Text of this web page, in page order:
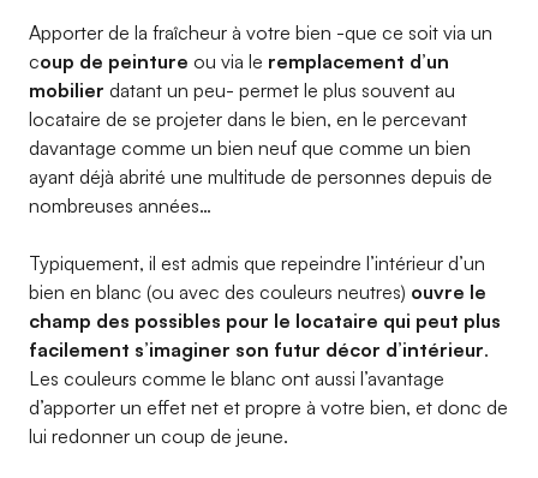
Apporter de la fraîcheur à votre bien -que ce soit via un
coup de peinture ou via le remplacement d’un
mobilier datant un peu- permet le plus souvent au
locataire de se projeter dans le bien, en le percevant
davantage comme un bien neuf que comme un bien
ayant déjà abrité une multitude de personnes depuis de
nombreuses années…
Typiquement, il est admis que repeindre l’intérieur d’un
bien en blanc (ou avec des couleurs neutres) ouvre le
champ des possibles pour le locataire qui peut plus
facilement s’imaginer son futur décor d’intérieur.
Les couleurs comme le blanc ont aussi l’avantage
d’apporter un effet net et propre à votre bien, et donc de
lui redonner un coup de jeune.